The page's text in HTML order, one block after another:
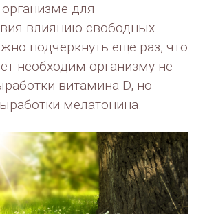
для
влиянию свободных
подчеркнуть еще раз, что
необходим организму не
витамина D, но
мелатонина.